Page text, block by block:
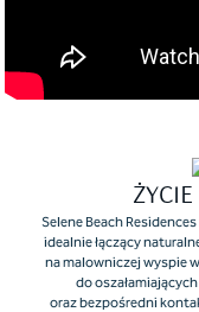
Selene Beach
idealnie łączący
na malowniczej wyspie
do
oraz bezpośredni